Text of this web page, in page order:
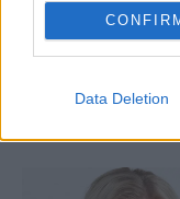
Data Deletion